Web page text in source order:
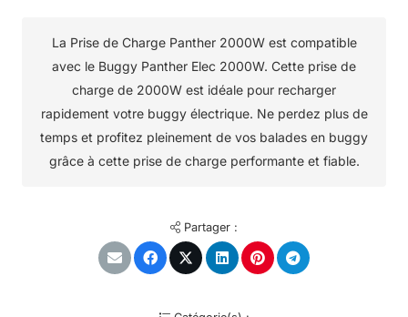
La Prise de Charge Panther 2000W est compatible
avec le Buggy Panther Elec 2000W. Cette prise de
charge de 2000W est idéale pour recharger
rapidement votre buggy électrique. Ne perdez plus de
temps et profitez pleinement de vos balades en buggy
grâce à cette prise de charge performante et fiable.
Partager :